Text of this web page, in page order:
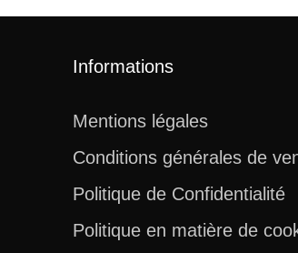
Informations
Mentions légales
Conditions générales de
Politique de Confidentialité
Politique en matière de